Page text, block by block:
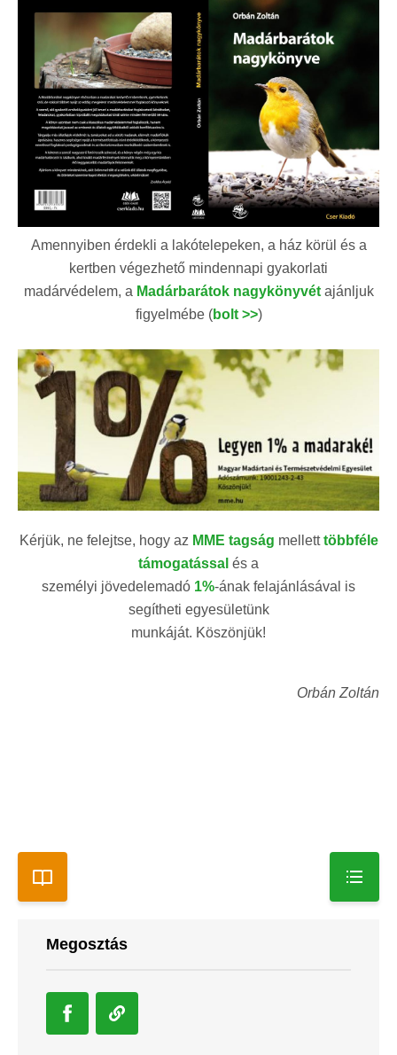
Amennyiben érdekli a lakótelepeken, a ház körül és a
kertben végezhető mindennapi gyakorlati
madárvédelem, a Madárbarátok nagykönyvétajánljuk
figyelmébe (bolt >>)
Kérjük, ne felejtse, hogy az MME tagság melletttöbbféle
támogatással és a
személyi jövedelemadó 1%-ának felajánlásával is
segítheti egyesületünk
munkáját. Köszönjük!
Orbán Zoltán
Megosztás